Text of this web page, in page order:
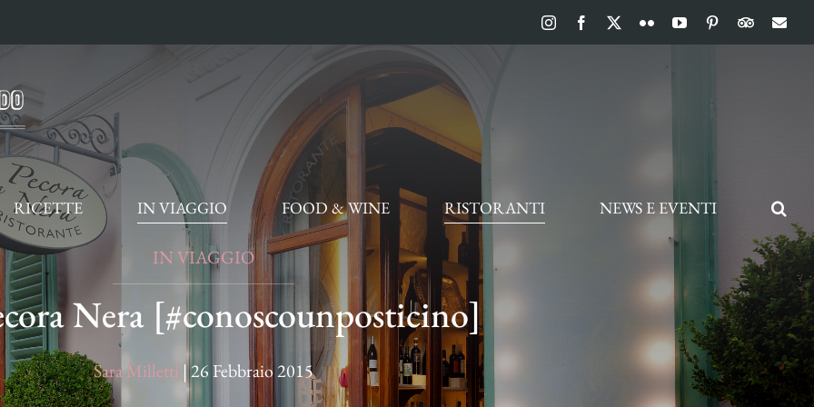
InstagramFacebook FlickrYouTubePinterest
RICETTE IN VIAGGIO FOOD & WINE RISTORANTI NEWS E EVENTI
IN VIAGGIO
Nera [#conoscounposticino]
Sara Milletti |26 Febbraio 2015